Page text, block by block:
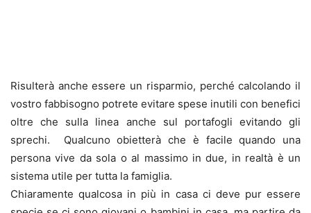
Risulterà anche essere un risparmio, perché calcolando il
vostro fabbisogno potrete evitare spese inutili con benefici
oltre che sulla linea anche sul portafogli evitando gli
sprechi. Qualcuno obietterà che è facile quando una
persona vive da sola o al massimo in due, in realtà è un
sistema utile per tutta la famiglia.
Chiaramente qualcosa in più in casa ci deve pur essere